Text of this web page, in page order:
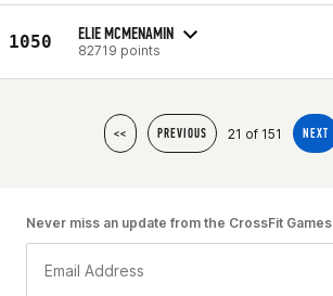
1050 ELIE MCMENAMIN
82719 points
<< PREVIOUS 21 of 151 NEXT
Never miss an update from the CrossFit Games